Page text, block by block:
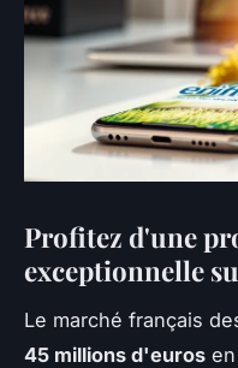
Profitez d'une
exceptionnelle
Le marché français
45 millions d'euros